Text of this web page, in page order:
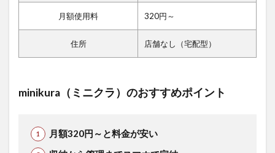
月額使用料 320円～
住所 店舗なし（宅配型）
minikura（ミニクラ）のおすすめポイント
月額320円～と料金が安い